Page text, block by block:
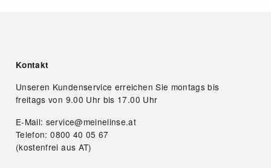
Kontakt
Unseren Kundenservice erreichen Sie montags bis
freitags von 9.00 Uhr bis 17.00 Uhr
E-Mail: service@meinelinse.at
Telefon: 0800 40 05 67
(kostenfrei aus AT)